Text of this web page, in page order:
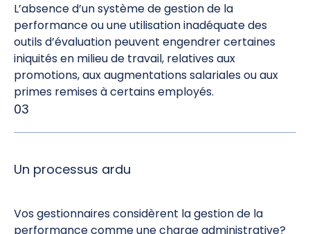
L’absence d’un système de gestion de la
performance ou une utilisation inadéquate des
outils d’évaluation peuvent engendrer certaines
iniquités en milieu de travail, relatives aux
promotions, aux augmentations salariales ou aux
primes remises à certains employés.
03
Un processus ardu
Vos gestionnaires considèrent la gestion de la
performance comme une charge administrative?